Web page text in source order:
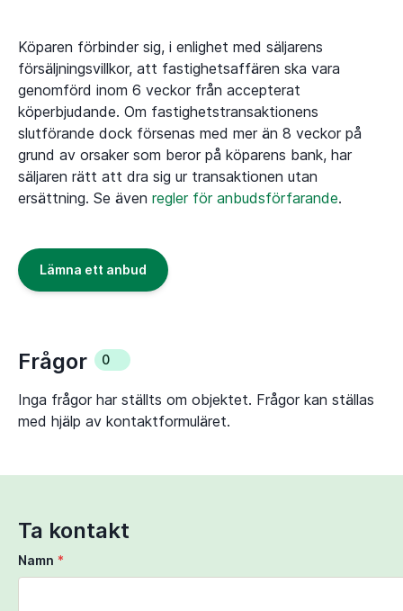
Köparen förbinder sig, i enlighet med säljarens
försäljningsvillkor, att fastighetsaffären ska vara
genomförd inom 6 veckor från accepterat
köperbjudande. Om fastighetstransaktionens
slutförande dock försenas med mer än 8 veckor på
grund av orsaker som beror på köparens bank, har
säljaren rätt att dra sig ur transaktionen utan
ersättning. Se även regler för anbudsförfarande.
Lämna ett anbud
Frågor 0
Inga frågor har ställts om objektet. Frågor kan ställas
med hjälp av kontaktformuläret.
Ta kontakt
Namn *